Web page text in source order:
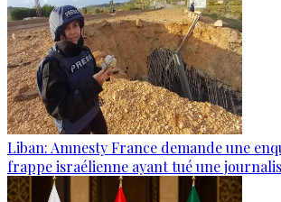
Liban: Amnesty France demande une
frappe israélienne ayant tué une